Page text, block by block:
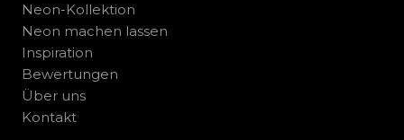
Neon-Kollektion
Neon machen lassen
Inspiration
Bewertungen
Über uns
Kontakt